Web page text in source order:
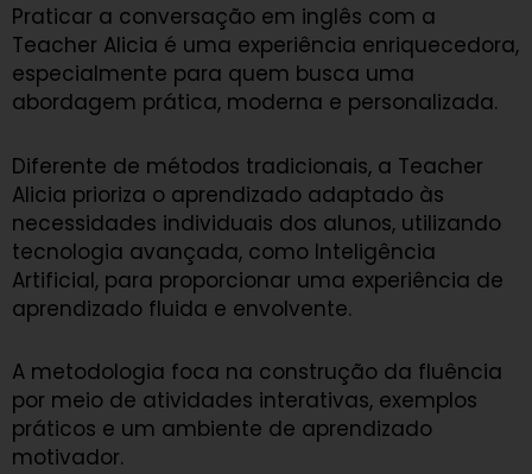
Praticar a conversação em inglês com a
Teacher Alicia é uma experiência enriquecedora,
especialmente para quem busca uma
abordagem prática, moderna e personalizada.
Diferente de métodos tradicionais, a Teacher
Alicia prioriza o aprendizado adaptado às
necessidades individuais dos alunos, utilizando
tecnologia avançada, como Inteligência
Artificial, para proporcionar uma experiência de
aprendizado fluida e envolvente.
A metodologia foca na construção da fluência
por meio de atividades interativas, exemplos
práticos e um ambiente de aprendizado
motivador.